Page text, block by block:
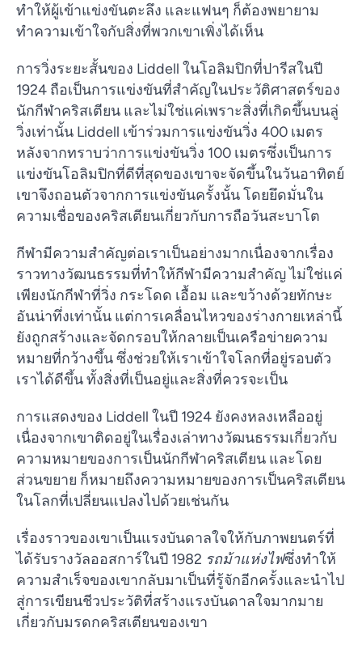
ทำให้ผู้เข้าแข่งขันตะลึง และแฟนๆ ก็ต้องพยายาม
ทำความเข้าใจกับสิ่งที่พวกเขาเพิ่งได้เห็น
การวิ่งระยะสั้นของ Liddell ในโอลิมปิกที่ปารีสในปี
1924 ถือเป็นการแข่งขันที่สำคัญในประวัติศาสตร์ของ
นักกีฬาคริสเตียน และไม่ใช่แค่เพราะสิ่งที่เกิดขึ้นบนลู่
วิ่งเท่านั้น Liddell เข้าร่วมการแข่งขันวิ่ง 400 เมตร
หลังจากทราบว่าการแข่งขันวิ่ง 100 เมตรซึ่งเป็นการ
แข่งขันโอลิมปิกที่ดีที่สุดของเขาจะจัดขึ้นในวันอาทิตย์
เขาจึงถอนตัวจากการแข่งขันครั้งนั้น โดยยึดมั่นใน
ความเชื่อของคริสเตียนเกี่ยวกับการถือวันสะบาโต
กีฬามีความสำคัญต่อเราเป็นอย่างมากเนื่องจากเรื่อง
ราวทางวัฒนธรรมที่ทำให้กีฬามีความสำคัญ ไม่ใช่แค่
เพียงนักกีฬาที่วิ่ง กระโดด เอื้อม และขว้างด้วยทักษะ
อันน่าทึ่งเท่านั้น แต่การเคลื่อนไหวของร่างกายเหล่านี้
ยังถูกสร้างและจัดกรอบให้กลายเป็นเครือข่ายความ
หมายที่กว้างขึ้น ซึ่งช่วยให้เราเข้าใจโลกที่อยู่รอบตัว
เราได้ดีขึ้น ทั้งสิ่งที่เป็นอยู่และสิ่งที่ควรจะเป็น
การแสดงของ Liddell ในปี 1924 ยังคงหลงเหลืออยู่
เนื่องจากเขาติดอยู่ในเรื่องเล่าทางวัฒนธรรมเกี่ยวกับ
ความหมายของการเป็นนักกีฬาคริสเตียน และโดย
ส่วนขยาย ก็หมายถึงความหมายของการเป็นคริสเตียน
ในโลกที่เปลี่ยนแปลงไปด้วยเช่นกัน
เรื่องราวของเขาเป็นแรงบันดาลใจให้กับภาพยนตร์ที่
ได้รับรางวัลออสการ์ในปี 1982 รถม้าแห่งไฟซึ่งทำให้
ความสำเร็จของเขากลับมาเป็นที่รู้จักอีกครั้งและนำไป
สู่การเขียนชีวประวัติที่สร้างแรงบันดาลใจมากมาย
เกี่ยวกับมรดกคริสเตียนของเขา